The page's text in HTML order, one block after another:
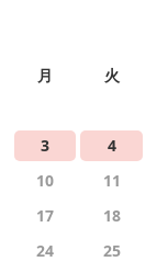
月 火
3
4
10
11
17
18
24
25